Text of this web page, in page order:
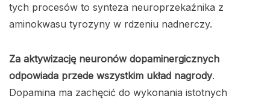
tych procesów to synteza neuroprzekaźnika z
aminokwasu tyrozyny w rdzeniu nadnerczy.
Za aktywizację neuronów dopaminergicznych
odpowiada przede wszystkim układ nagrody.
Dopamina ma zachęcić do wykonania istotnych